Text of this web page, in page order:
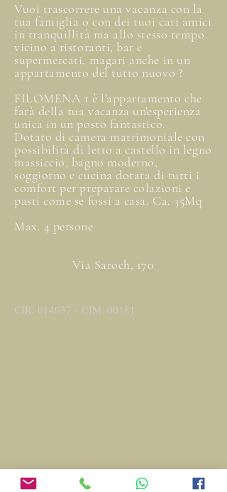
Vuoi trascorrere una vacanza con la
tua famiglia o con dei tuoi cari amici
in tranquillità ma allo stesso tempo
vicino a ristoranti, bar e
supermercati, magari anche in un
appartamento del tutto nuovo ?
FILOMENA 1 è l'appartamento che
farà della tua vacanza un'esperienza
unica in un posto fantastico.
Dotato di camera matrimoniale con
possibilità di letto a castello in legno
massiccio, bagno moderno,
soggiorno e cucina dotata di tutti i
comfort per preparare colazioni e
pasti come se fossi a casa. Ca. 35Mq
Max. 4 persone
Via Saroch, 170
CIR: 014037 - CIM: 00181